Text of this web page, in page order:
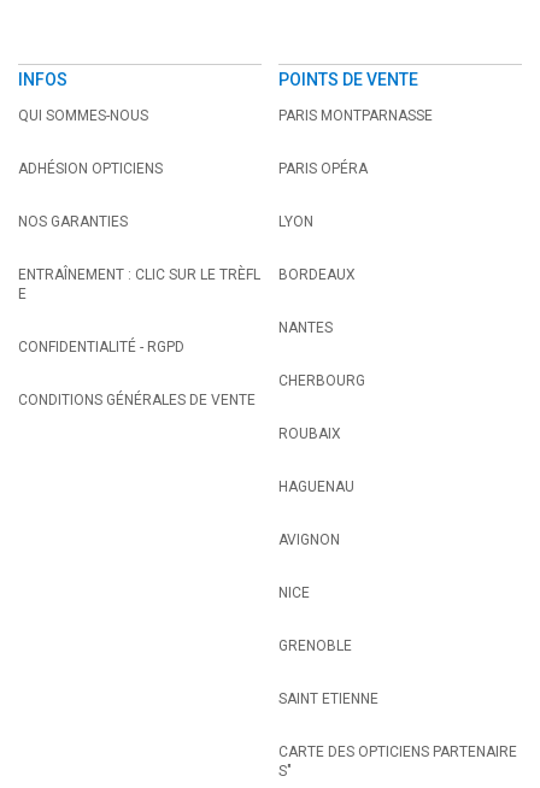
INFOS
QUI SOMMES-NOUS
ADHÉSION OPTICIENS
NOS GARANTIES
ENTRAÎNEMENT : CLIC SUR LE TRÈFL
E
CONFIDENTIALITÉ - RGPD
CONDITIONS GÉNÉRALES DE VENTE
POINTS DE VENTE
PARIS MONTPARNASSE
PARIS OPÉRA
LYON
BORDEAUX
NANTES
CHERBOURG
ROUBAIX
HAGUENAU
AVIGNON
NICE
GRENOBLE
SAINT ETIENNE
CARTE DES OPTICIENS PARTENAIRE
S"